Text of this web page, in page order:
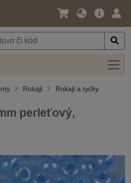
Jazyk
Měna
Hlavní
Rokajl Rokajl a tyčky
perleťový,